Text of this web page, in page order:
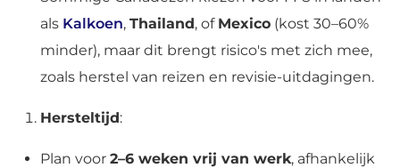
als Kalkoen, Thailand, of Mexico (kost 30–60%
minder), maar dit brengt risico's met zich mee,
zoals herstel van reizen en revisie-uitdagingen.
Hersteltijd:
Plan voor 2–6 weken vrij van werk, afhankelijk